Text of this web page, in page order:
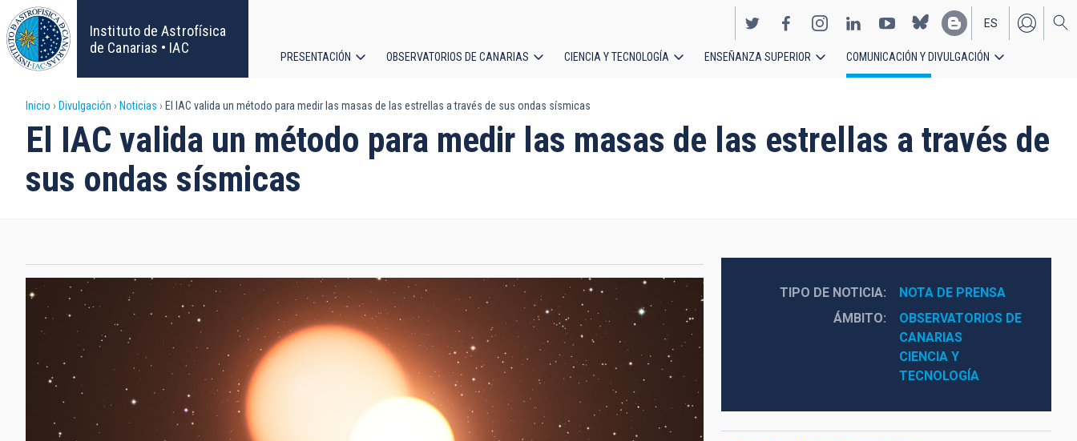
Pasar
al
contenido
principal
Instituto de Astrofísica
de Canarias • IAC
EN
ES
principal
PRESENTACIÓN OBSERVATORIOS DE CANARIAS CIENCIA Y TECNOLOGÍA ENSEÑANZA SUPERIOR COMUNICACIÓN Y DIVULGACIÓN
Sobrescribir
enlaces
de
a
la
navegación
Inicio Divulgación Noticias El IAC valida un método para medir las masas de las estrellas a través de sus ondas sísmicas
El IAC valida un método para medir las masas de las estrellas a través de
sus ondas sísmicas
TIPO DE NOTICIA
NOTA DE PRENSA
ÁMBITO
OBSERVATORIOS DE
CANARIAS
CIENCIA Y
TECNOLOGÍA